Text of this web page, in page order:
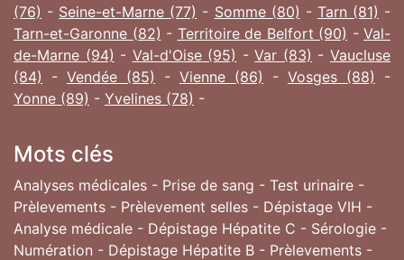
(76) - Seine-et-Marne (77) - Somme (80) - Tarn (81) -
Tarn-et-Garonne (82) - Territoire de Belfort (90) - Val-
de-Marne (94) - Val-d'Oise (95) -Var (83) -Vaucluse
(84) - Vendée (85) - Vienne (86) - Vosges (88) -
Yonne (89) - Yvelines (78) -
Mots clés
Analyses médicales - Prise de sang - Test urinaire -
Prèlevements - Prèlevement selles - Dépistage VIH -
Analyse médicale - Dépistage Hépatite C - Sérologie -
Numération - Dépistage Hépatite B - Prèlevements -